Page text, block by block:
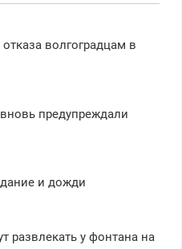
волгоградцам в
предупреждали
и дожди
развлекать у фонтана на